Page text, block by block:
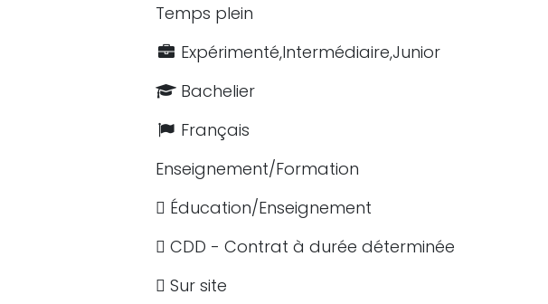
Temps plein
Expérimenté,Intermédiaire,Junior
Bachelier
Français
Enseignement/Formation
Éducation/Enseignement
CDD - Contrat à durée déterminée
Sur site